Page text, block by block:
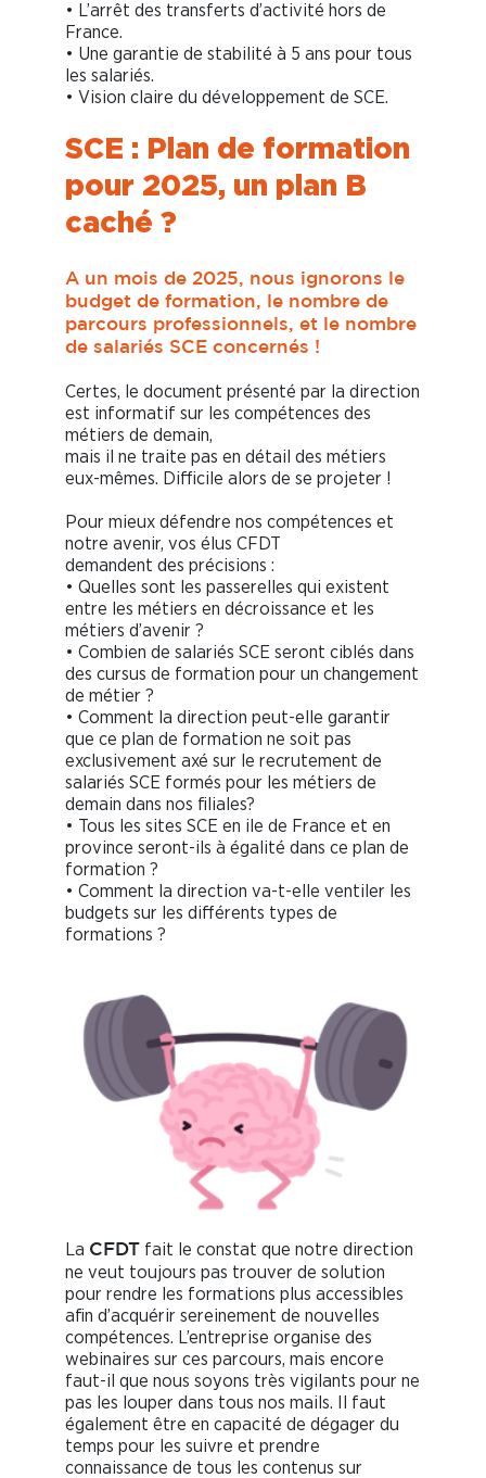
• L’arrêt des transferts d’activité hors de
France.
• Une garantie de stabilité à 5 ans pour tous
les salariés.
• Vision claire du développement de SCE.
SCE : Plan de formation
pour 2025, un plan B
caché ?
A un mois de 2025, nous ignorons le
budget de formation, le nombre de
parcours professionnels, et le nombre
de salariés SCE concernés !
Certes, le document présenté par la direction
est informatif sur les compétences des
métiers de demain,
mais il ne traite pas en détail des métiers
eux-mêmes. Difficile alors de se projeter !
Pour mieux défendre nos compétences et
notre avenir, vos élus CFDT
demandent des précisions :
• Quelles sont les passerelles qui existent
entre les métiers en décroissance et les
métiers d’avenir ?
• Combien de salariés SCE seront ciblés dans
des cursus de formation pour un changement
de métier ?
• Comment la direction peut-elle garantir
que ce plan de formation ne soit pas
exclusivement axé sur le recrutement de
salariés SCE formés pour les métiers de
demain dans nos filiales?
• Tous les sites SCE en ile de France et en
province seront-ils à égalité dans ce plan de
formation ?
• Comment la direction va-t-elle ventiler les
budgets sur les différents types de
formations ?
La CFDT fait le constat que notre direction
ne veut toujours pas trouver de solution
pour rendre les formations plus accessibles
afin d’acquérir sereinement de nouvelles
compétences. L’entreprise organise des
webinaires sur ces parcours, mais encore
faut-il que nous soyons très vigilants pour ne
pas les louper dans tous nos mails. Il faut
également être en capacité de dégager du
temps pour les suivre et prendre
connaissance de tous les contenus sur